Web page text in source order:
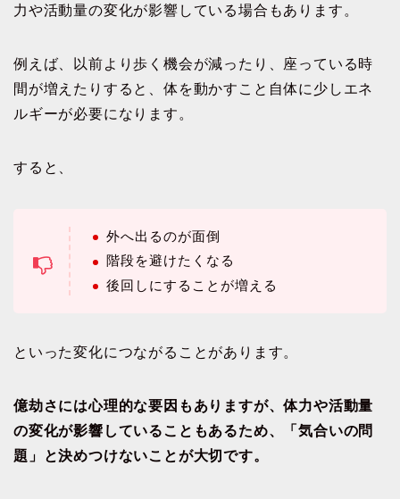
力や活動量の変化が影響している場合もあります。
例えば、以前より歩く機会が減ったり、座っている時
間が増えたりすると、体を動かすこと自体に少しエネ
ルギーが必要になります。
すると、
外へ出るのが面倒
階段を避けたくなる
後回しにすることが増える
といった変化につながることがあります。
億劫さには心理的な要因もありますが、体力や活動量
の変化が影響していることもあるため、「気合いの問
題」と決めつけないことが大切です。